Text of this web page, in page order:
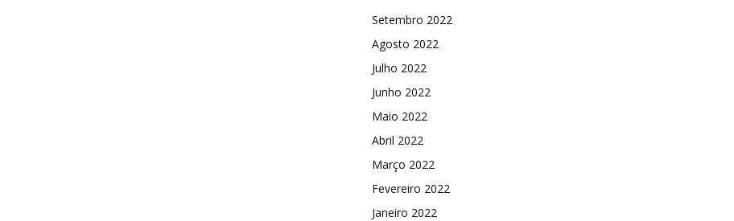
Setembro 2022
Agosto 2022
Julho 2022
Junho 2022
Maio 2022
Abril 2022
Março 2022
Fevereiro 2022
Janeiro 2022